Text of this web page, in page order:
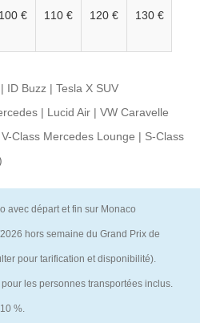
100 € 110 € 120 € 130 €
ID Buzz | Tesla X SUV
| Lucid Air | VW Caravelle
Class Mercedes Lounge | S-Class
avec départ et fin sur Monaco
hors semaine du Grand Prix de
pour tarification et disponibilité).
les personnes transportées inclus.
%.